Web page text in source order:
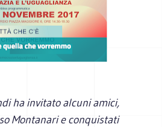
ha invitato alcuni amici,
Montanari e conquistati